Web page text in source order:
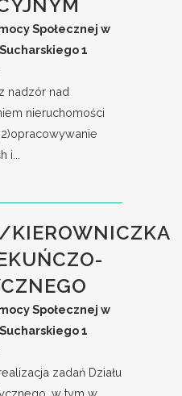
Społecznej w
1
nadzór nad
nieruchomości
KIEROWNICZKA
Społecznej w
1
zadań Działu
w tym w